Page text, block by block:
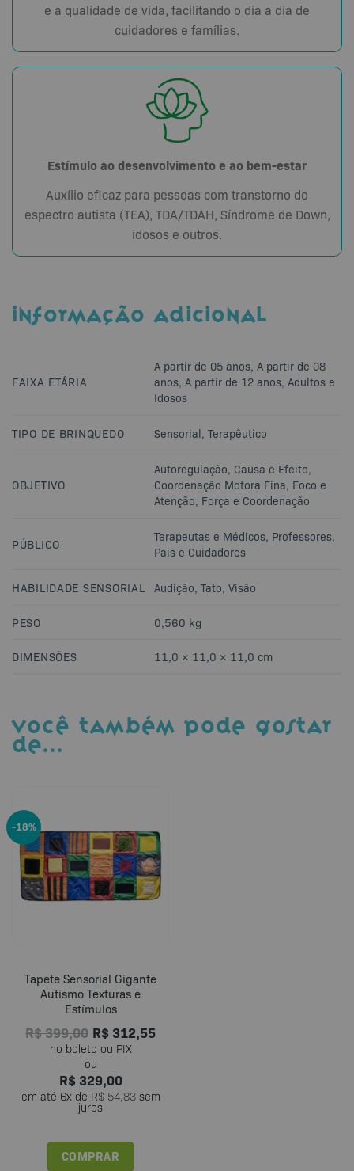
e a qualidade de vida, facilitando o dia a dia de
cuidadores e famílias.
Estímulo ao desenvolvimento e ao bem-estar
Auxílio eficaz para pessoas com transtorno do
espectro autista (TEA), TDA/TDAH, Síndrome de Down,
idosos e outros.
INFORMAÇÃO ADICIONAL
FAIXA ETÁRIA
A partir de 05 anos, A partir de 08
anos, A partir de 12 anos, Adultos e
Idosos
TIPO DE BRINQUEDO Sensorial, Terapêutico
OBJETIVO
Autoregulação, Causa e Efeito,
Coordenação Motora Fina, Foco e
Atenção, Força e Coordenação
PÚBLICO Terapeutas e Médicos, Professores,
Pais e Cuidadores
HABILIDADE SENSORIAL Audição, Tato, Visão
PESO 0,560 kg
DIMENSÕES 11,0 × 11,0 × 11,0 cm
VOCÊ TAMBÉM PODE GOSTAR
DE…
-18%
Tapete Sensorial Gigante
Autismo Texturas e
Estímulos
R$399,00 R$ 312,55
R$329,00
em até 6x de R$54,83sem
juros
COMPRAR